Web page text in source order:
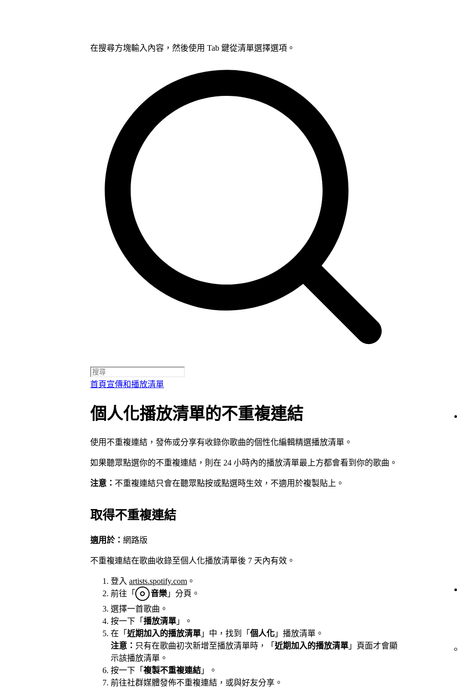
在搜尋方塊輸入內容，然後使用 Tab 鍵從清單選擇選項。
首頁宣傳和播放清單
個人化播放清單的不重複連結
使用不重複連結，發佈或分享有收錄你歌曲的個性化編輯精選播放清單。
如果聽眾點選你的不重複連結，則在 24 小時內的播放清單最上方都會看到你的歌曲。
注意： 不重複連結只會在聽眾點按或點選時生效，不適用於複製貼上。
取得不重複連結
適用於： 網路版
不重複連結在歌曲收錄至個人化播放清單後 7 天內有效。
登入 artists.spotify.com 。
前往「
音樂 」分頁。
選擇一首歌曲。
按一下「 播放清單 」。
在「 近期加入的播放清單 」中，找到「 個人化 」播放清單。
注意： 只有在歌曲初次新增至播放清單時，「 近期加入的播放清單 」頁面才會顯
示該播放清單。
按一下「 複製不重複連結 」。
前往社群媒體發佈不重複連結，或與好友分享。